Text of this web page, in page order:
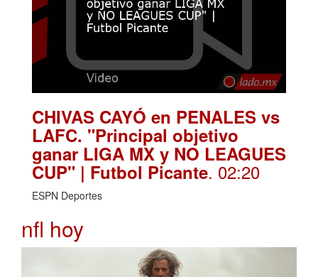
CHIVAS CAYÓ en PENALES vs
LAFC. "Principal objetivo
ganar LIGA MX y NO LEAGUES
CUP" | Futbol Picante. 02:20
ESPN Deportes
nfl hoy